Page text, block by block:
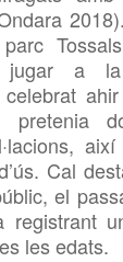
a la
celebrat
pretenia
Cal
el
registrant
les edats.